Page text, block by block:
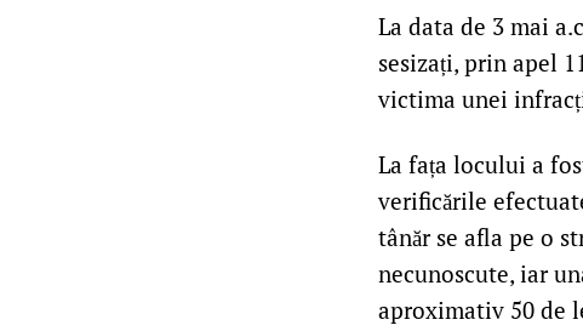
La data de 3 mai
sesizați, prin apel
victima unei
La fața locului a
verificările
tânăr se afla pe o
necunoscute, iar
aproximativ 50 de